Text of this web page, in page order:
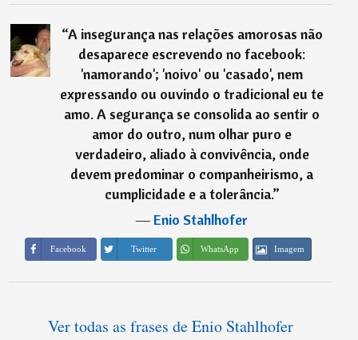
“A insegurança nas relações amorosas não
desaparece escrevendo no facebook:
'namorando'; 'noivo' ou 'casado', nem
expressando ou ouvindo o tradicional eu te
amo. A segurança se consolida ao sentir o
amor do outro, num olhar puro e
verdadeiro, aliado à convivência, onde
devem predominar o companheirismo, a
cumplicidade e a tolerância.”
―Enio Stahlhofer
Facebook Twitter WhatsApp Imagem
Ver todas as frases de Enio Stahlhofer